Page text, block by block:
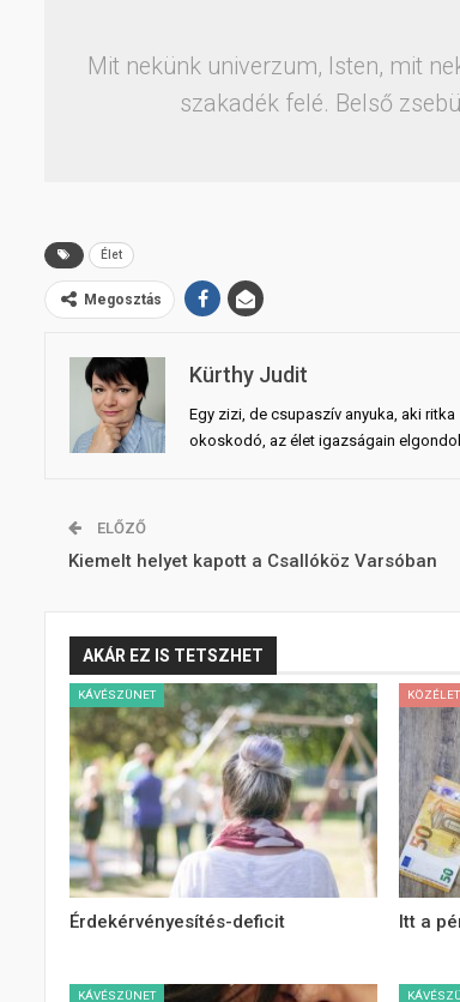
Mit nekünk univerzum, Isten, mit
szakadék felé. Belső
Élet
Megosztás
Kürthy Judit
Egy zizi, de csupaszív anyuka, aki
okoskodó, az élet igazságain
ELŐZŐ
Kiemelt helyet kapott a Csallóköz Varsóban
AKÁR EZ IS TETSZHET
KÁVÉSZÜNET
Érdekérvényesítés-deficit
KÖZÉLET
Itt a
KÁVÉSZÜNET